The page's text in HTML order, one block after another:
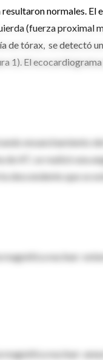
normales.
(fuerza proximal
de tórax, se detectó
1). El ecocardiograma
ensanchamiento
de AT, se realizó una
descendente que se
nuclear:
nuclear: